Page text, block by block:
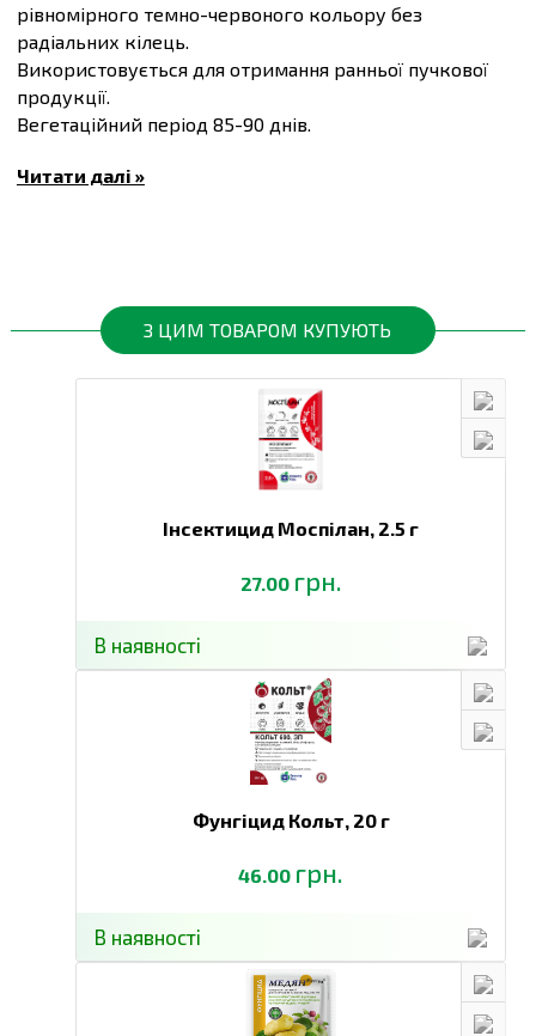
рівномірного темно-червоного кольору без
радіальних кілець.
Використовується для отримання ранньої пучкової
продукції.
Вегетаційний період 85-90 днів.
Густота стояння 30-50 м.кв.
Читати далі »
З ЦИМ ТОВАРОМ КУПУЮТЬ
Інсектицид Моспілан, 2.5 г
27.00 грн.
В наявності
Фунгіцид Кольт, 20 г
46.00 грн.
В наявності